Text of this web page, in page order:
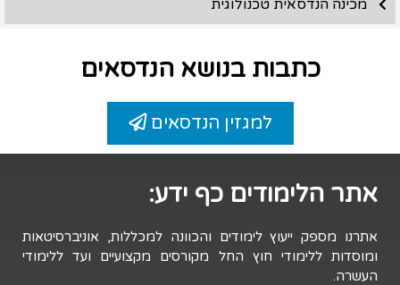
מכינה הנדסאית טכנולוגית
כתבות בנושא הנדסאים
למגזין הנדסאים
אתר הלימודים כף ידע:
אתרנו מספק ייעוץ לימודים והכוונה למכללות, אוניברסיטאות
ומוסדות ללימודי חוץ החל מקורסים מקצועיים ועד ללימודי
העשרה.